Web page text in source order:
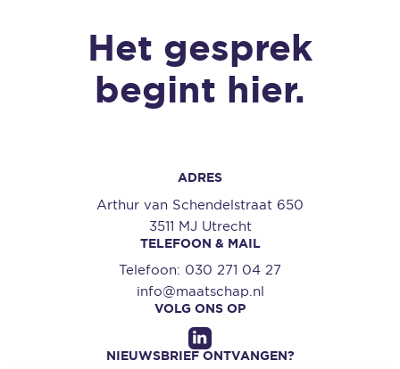
Het gesprek
begint hier.
ADRES
Arthur van Schendelstraat 650
3511 MJ Utrecht
TELEFOON & MAIL
Telefoon: 030 271 04 27
info@maatschap.nl
VOLG ONS OP
NIEUWSBRIEF ONTVANGEN?